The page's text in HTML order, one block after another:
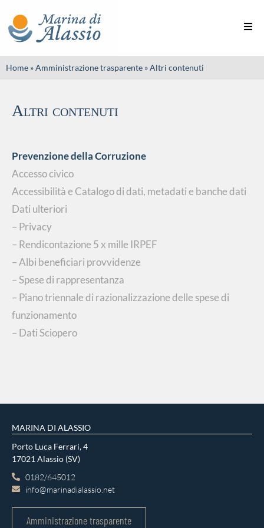
Home »Amministrazione trasparente »Altri contenuti
Altri contenuti
Prevenzione della Corruzione
Accesso civico
Accessibilità e Catalogo di dati, metadati e banche dati
Dati ulteriori
– Privacy
– Rendicontazione 5 x mille IRPEF
– Albi beneficiari provvidenze
– Spese di rappresentanza
– Piano triennale di razionalizzazione delle spese di
funzionamento
– Dati Sciopero
MARINA DI ALASSIO
Porto Luca Ferrari, 4
17021 Alassio (SV)
0182/645012
info@marinadialassio.net
Amministrazione trasparente